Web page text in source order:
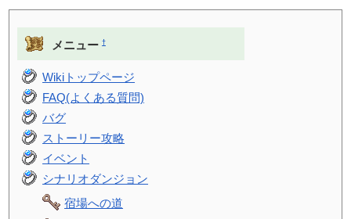
メニュー †
Wikiトップページ
FAQ(よくある質問)
バグ
ストーリー攻略
イベント
シナリオダンジョン
宿場への道